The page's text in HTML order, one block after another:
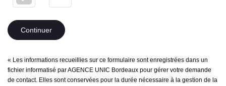
Continuer
« Les informations recueillies sur ce formulaire sont enregistrées dans un
fichier informatisé par AGENCE UNIC Bordeaux pour gérer votre demande
de contact. Elles sont conservées pour la durée nécessaire à la gestion de la